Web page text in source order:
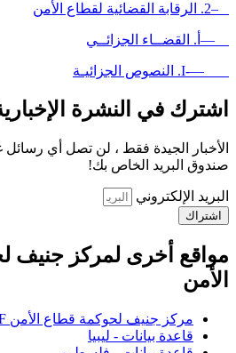
–2. الرقابة القضائية لقطاع الأمن
—أ. القضــاء الجزائــي
—-I. النصوص الجزائيـة
اشترك في النشرة
الأخبار الجيدة فقط ، لن تصل أي
صندوق البريد الخاص بك!
البريد الإلكتروني
اشتراك
مواقع أخرى لمركز جنيف
الأمن
مركز جنيف لحوكمة قطاع الأمن DCAF
قاعدة بيانات - ليبيا